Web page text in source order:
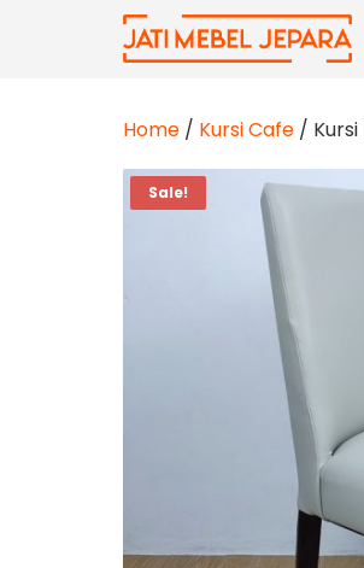
Home / Kursi Cafe /
Sale!